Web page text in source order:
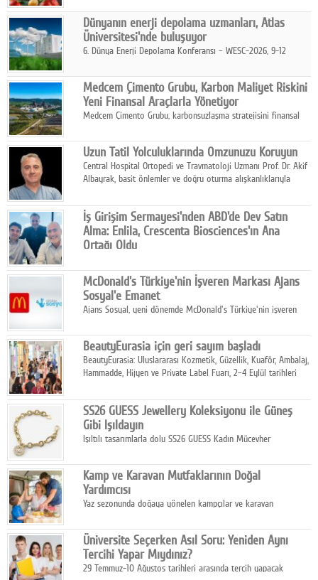
pratik, güvenilir ve lezzetli bir alternatif sunuyor.
Dünyanın enerji depolama uzmanları, Atlas
Üniversitesi'nde buluşuyor
6. Dünya Enerji Depolama Konferansı – WESC-2026, 9-12
sahipliğinde gerçekleştirilecek.
Medcem Çimento Grubu, Karbon Maliyet Riskini
Yeni Finansal Araçlarla Yönetiyor
Medcem Çimento Grubu, karbonsuzlaşma stratejisini finansal
Uzun Tatil Yolculuklarında Omzunuzu Koruyun
Central Hospital Ortopedi ve Travmatoloji Uzmanı Prof. Dr. Akif
Albayrak, basit önlemler ve doğru oturma alışkanlıklarıyla
İş Girişim Sermayesi'nden ABD'de Dev Satın
Alma: Enlila, Crescenta Biosciences'ın Ana
Ortağı Oldu
stratejisini uluslararası ölçeğe taşıyan satın alma hamlesini
tamamladı.
McDonald's Türkiye'nin İşveren Markası Ajans
Sosyal'e Emanet
Ajans Sosyal, yeni dönemde McDonald's Türkiye'nin işveren
BeautyEurasia için geri sayım başladı
BeautyEurasia: Uluslararası Kozmetik, Güzellik, Kuaför, Ambalaj,
Hammadde, Hijyen ve Private Label Fuarı, 2–4 Eylül tarihleri
SS26 GUESS Jewellery Koleksiyonu ile Güneş
Gibi Işıldayın
Işıltılı tasarımlarla dolu SS26 GUESS Kadın Mücevher
dokunuşunu taşıyor.
Kamp ve Karavan Mutfaklarının Doğal
Yardımcısı
Yaz sezonunda doğaya yönelen kampçılar ve karavan
temizlik sağlayan, çevreye duyarlı bitkisel içerikli ürünleri tercih
ediyor.
Üniversite Seçerken Asıl Soru: Yeniden Aynı
Tercihi Yapar Mıydınız?
29 Temmuz-10 Ağustos tarihleri arasında tercih yapacak